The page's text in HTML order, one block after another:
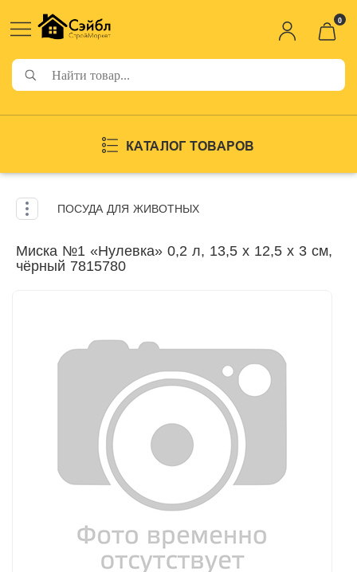
0
КАТАЛОГ ТОВАРОВ
ПОСУДА ДЛЯ ЖИВОТНЫХ
Миска №1 «Нулевка» 0,2 л, 13,5 х 12,5 х 3 см,
чёрный 7815780